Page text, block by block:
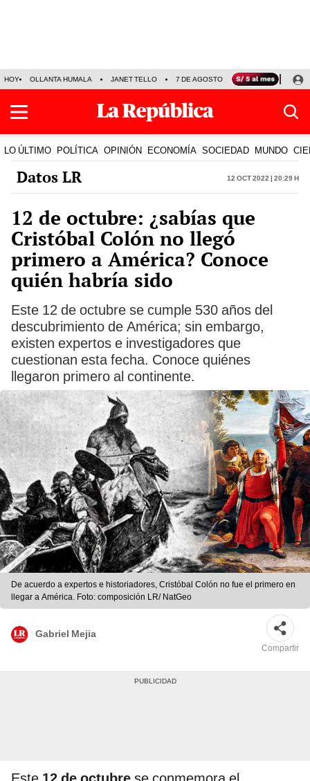
HOY OLLANTA HUMALA JANET TELLO 7 DE AGOSTO TINKA RESULTADOS
LO ÚLTIMO POLÍTICA OPINIÓN ECONOMÍA SOCIEDAD MUNDO
Datos LR 12 Oct 2022 | 20:29 h
12 de octubre: ¿sabías que
Cristóbal Colón no llegó
primero a América? Conoce
quién habría sido
Este 12 de octubre se cumple 530 años del
descubrimiento de América; sin embargo,
existen expertos e investigadores que
cuestionan esta fecha. Conoce quiénes
llegaron primero al continente.
De acuerdo a expertos e historiadores, Cristóbal Colón no fue el primero en
llegar a América. Foto: composición LR/ NatGeo
Gabriel Mejia
Compartir